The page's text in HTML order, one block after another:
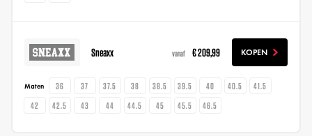
Sneaxx vanaf € 209,99 KOPEN
Maten 36 37 37.5 38 38.5 39.5 40 40.5
41.5
42
42.5 43 44 44.5 45 45.5 46.5